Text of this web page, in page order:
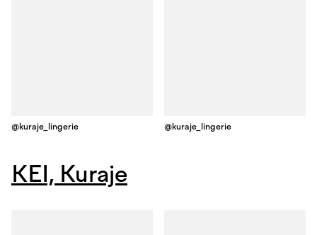
@kuraje_lingerie @kuraje_lingerie
KEI, Kuraje